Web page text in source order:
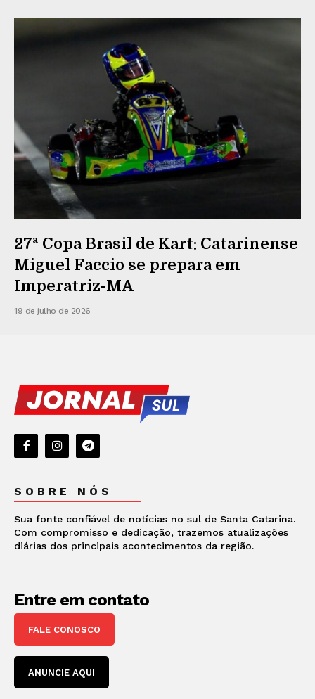
27ª Copa Brasil de Kart: Catarinense
Miguel Faccio se prepara em
Imperatriz-MA
19 de julho de 2026
SOBRE NÓS
Sua fonte confiável de notícias no sul de Santa Catarina.
Com compromisso e dedicação, trazemos atualizações
diárias dos principais acontecimentos da região.
Entre em contato
FALE CONOSCO
ANUNCIE AQUI